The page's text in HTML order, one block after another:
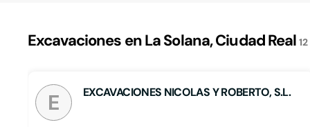
Excavaciones en La Solana, Ciudad Real 12
E EXCAVACIONES NICOLAS Y ROBERTO, S.L.